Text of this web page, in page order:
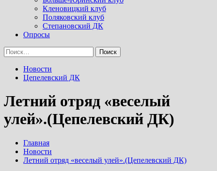
Кленовицкий клуб
Поляковский клуб
Степановский ДК
Опросы
Найти:
Новости
Цепелевский ДК
Летний отряд «веселый
улей».(Цепелевский ДК)
Главная
Новости
Летний отряд «веселый улей».(Цепелевский ДК)